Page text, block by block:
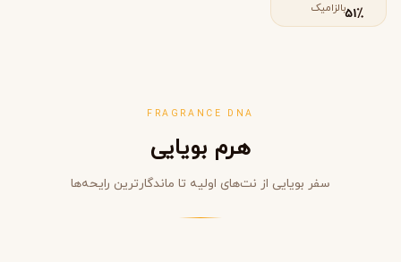
هرم بویایی
سفر بویایی از نت‌های اولیه تا ماندگارترین رایحه‌ها